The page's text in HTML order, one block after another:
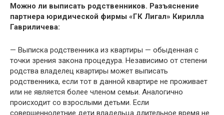
Можно ли выписать родственников. Разъяснение
партнера юридической фирмы «ГК Лигал» Кирилла
Гавриличева:
— Выписка родственника из квартиры — обыденная с
точки зрения закона процедура. Независимо от степени
родства владелец квартиры может выписать
родственника, если тот в данной квартире не проживает
или не является более членом семьи. Аналогично
происходит со взрослыми детьми. Если
совершеннолетние дети владельца длительное время не